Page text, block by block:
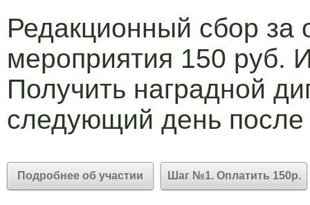
Редакционный сбор за
мероприятия 150 руб.
Получить наградной
следующий день
Подробнее об участии Шаг №1. Оплатить 150р.